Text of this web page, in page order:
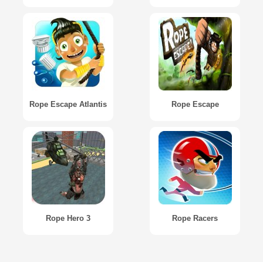
Rope Escape Atlantis Rope Escape
Rope Hero 3 Rope Racers